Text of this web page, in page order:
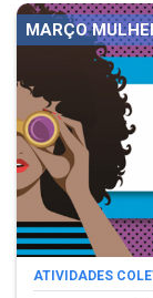
MARÇO
ATIVIDADES